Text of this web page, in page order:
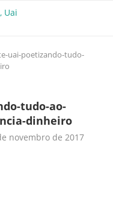
uai-poetizando-tudo-
tudo-ao-
dinheiro
novembro de 2017